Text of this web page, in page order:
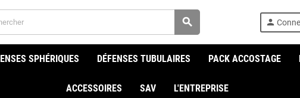
search person
SPHÉRIQUES DÉFENSES TUBULAIRES PACK ACCOSTAGE
ACCESSOIRES SAV L'ENTREPRISE